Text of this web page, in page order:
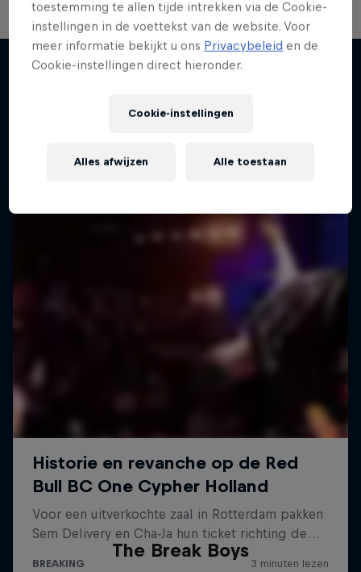
Meer van dit
Maak kennis met India's breaking scene
The Break Boys
toestemming te allen tijde intrekken via de Cookie-
instellingen in de voettekst van de website. Voor
meer informatie bekijkt u ons Privacybeleid en de
Cookie-instellingen direct hieronder.
Cookie-instellingen
Alles afwijzen Alle toestaan